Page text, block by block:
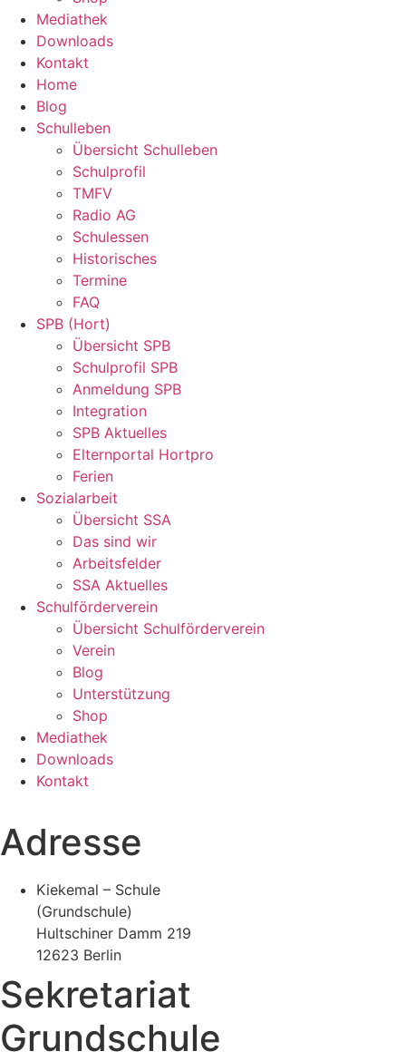
Mediathek
Downloads
Kontakt
Home
Blog
Schulleben
Übersicht Schulleben
Schulprofil
TMFV
Radio AG
Schulessen
Historisches
Termine
FAQ
SPB (Hort)
Übersicht SPB
Schulprofil SPB
Anmeldung SPB
Integration
SPB Aktuelles
Elternportal Hortpro
Ferien
Sozialarbeit
Übersicht SSA
Das sind wir
Arbeitsfelder
SSA Aktuelles
Schulförderverein
Übersicht Schulförderverein
Verein
Blog
Unterstützung
Shop
Mediathek
Downloads
Kontakt
Adresse
Kiekemal – Schule
(Grundschule)
Hultschiner Damm 219
12623 Berlin
Sekretariat
Grundschule